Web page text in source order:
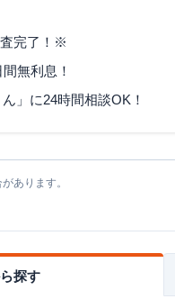
完了！※
無利息！
」に24時間相談OK！
あります。
探す